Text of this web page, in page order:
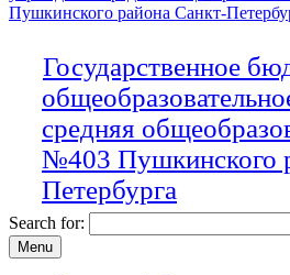
Государственное
средняя
№403 Пушкинского
Петербурга
Search for:
Menu